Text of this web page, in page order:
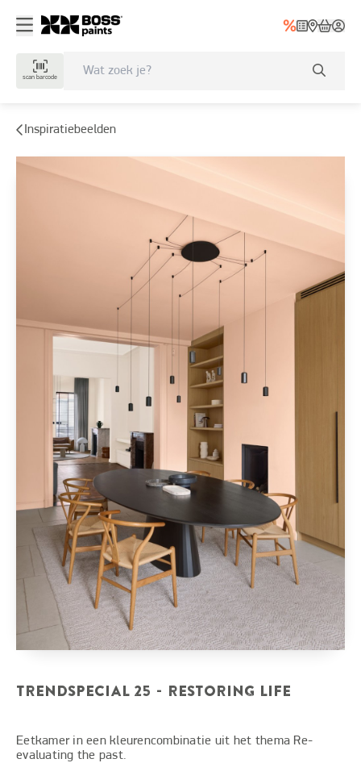
scan barcode
Inspiratiebeelden
TRENDSPECIAL 25 - RESTORING LIFE
Eetkamer in een kleurencombinatie uit het thema Re-
evaluating the past.